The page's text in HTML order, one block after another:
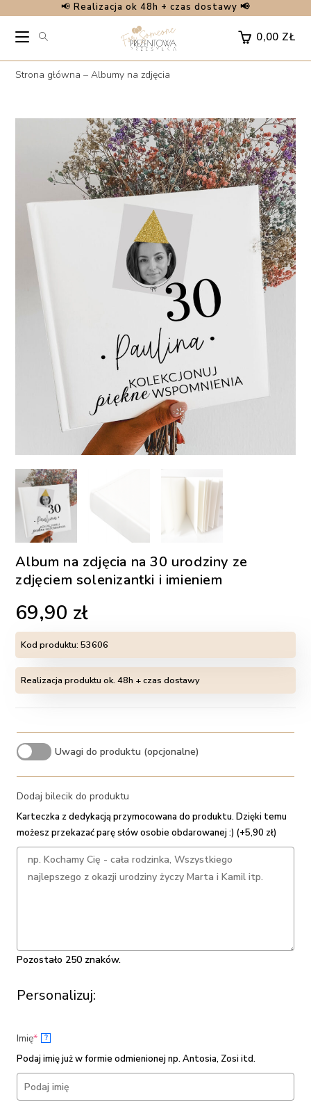
content
📢 Realizacja ok 48h + czas dostawy 📢
0,00 ZŁ
Strona główna –Albumy na zdjęcia
Album na zdjęcia na 30 urodziny ze
zdjęciem solenizantki i imieniem
69,90 zł
Kod produktu:53606
Realizacja produktu ok. 48h + czas dostawy
Uwagi do produktu (opcjonalne)
Dodaj bilecik do produktu
Karteczka z dedykacją przymocowana do produktu. Dzięki temu
możesz przekazać parę słów osobie obdarowanej :) (+5,90 zł)
Pozostało 250 znaków.
Personalizuj:
Imię*(required)
?
Podaj imię już w formie odmienionej np. Antosia, Zosi itd.